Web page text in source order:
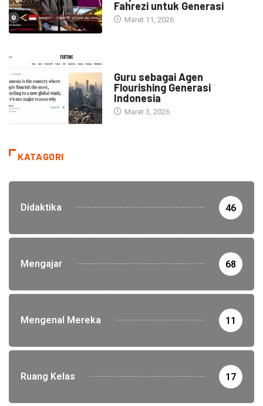
Fahrezi untuk Generasi
Maret 11, 2026
Guru sebagai Agen
Flourishing Generasi
Indonesia
Maret 3, 2026
KATAGORI
Didaktika 46
Mengajar 68
Mengenal Mereka 11
Ruang Kelas 17